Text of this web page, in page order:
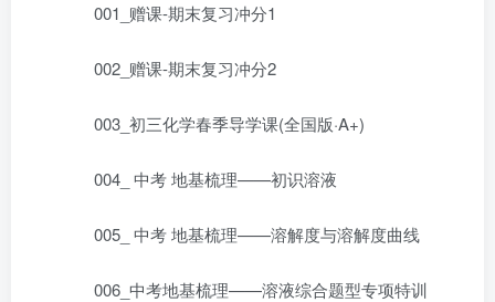
001_赠课-期末复习冲分1
002_赠课-期末复习冲分2
003_初三化学春季导学课(全国版·A+)
004_ 中考 地基梳理——初识溶液
005_ 中考 地基梳理——溶解度与溶解度曲线
006_中考地基梳理——溶液综合题型专项特训